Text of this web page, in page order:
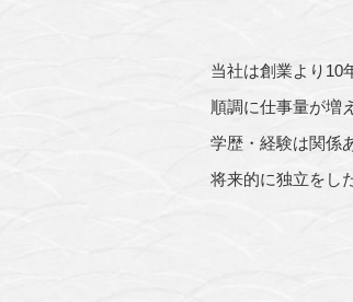
当社は創業より10
順調に仕事量が増
学歴・経験は関係
将来的に独立をし